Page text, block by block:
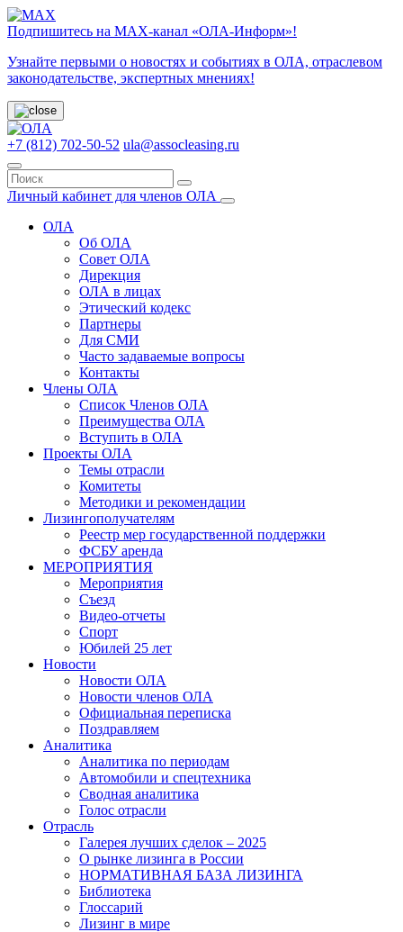
Подпишитесь на МАХ-канал «ОЛА-Информ»!
Узнайте первыми о новостях и событиях в ОЛА, отраслевом
законодательстве, экспертных мнениях!
+7 (812) 702-50-52 ula@assocleasing.ru
Личный кабинет для членов ОЛА
ОЛА
Об ОЛА
Совет ОЛА
Дирекция
ОЛА в лицах
Этический кодекс
Партнеры
Для СМИ
Часто задаваемые вопросы
Контакты
Члены ОЛА
Список Членов ОЛА
Преимущества ОЛА
Вступить в ОЛА
Проекты ОЛА
Темы отрасли
Комитеты
Методики и рекомендации
Лизингополучателям
Реестр мер государственной поддержки
ФСБУ аренда
МЕРОПРИЯТИЯ
Мероприятия
Съезд
Видео-отчеты
Спорт
Юбилей 25 лет
Новости
Новости ОЛА
Новости членов ОЛА
Официальная переписка
Поздравляем
Аналитика
Аналитика по периодам
Автомобили и спецтехника
Сводная аналитика
Голос отрасли
Отрасль
Галерея лучших сделок – 2025
О рынке лизинга в России
НОРМАТИВНАЯ БАЗА ЛИЗИНГА
Библиотека
Глоссарий
Лизинг в мире